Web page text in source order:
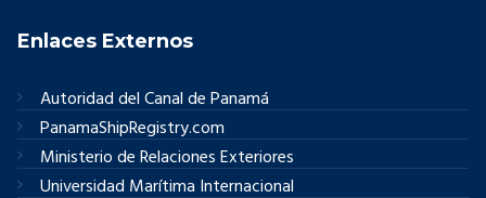
Enlaces Externos
Autoridad del Canal de Panamá
PanamaShipRegistry.com
Ministerio de Relaciones Exteriores
Universidad Marítima Internacional